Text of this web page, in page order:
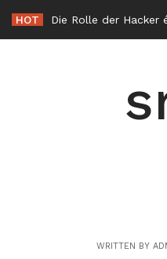
content
HOT
WRITTEN BY